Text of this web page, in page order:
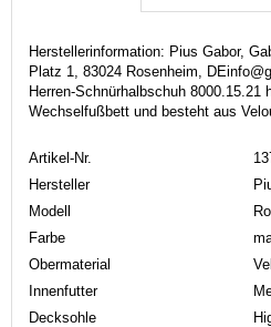
Herstellerinformation: Pius Gabor,
Platz 1, 83024 Rosenheim,
Herren-Schnürhalbschuh 8000.15.21
Wechselfußbett und besteht aus
Artikel-Nr.
Hersteller
Modell
Farbe
Obermaterial
Innenfutter
Decksohle